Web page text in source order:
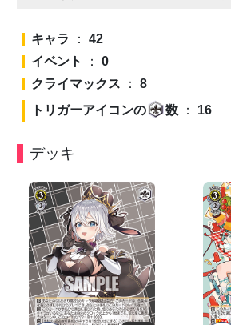
キャラ ： 42
イベント
： 0
クライマックス ： 8
トリガーアイコンの
数 ： 16
デッキ